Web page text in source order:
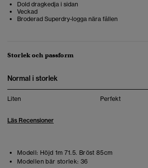
Dold dragkedja i sidan
Veckad
Broderad Superdry-logga nära fållen
Storlek och passform
Normal i storlek
Liten Perfekt
Läs Recensioner
Modell: Höjd 1m 71.5. Bröst 85cm
Modellen bär storlek: 36